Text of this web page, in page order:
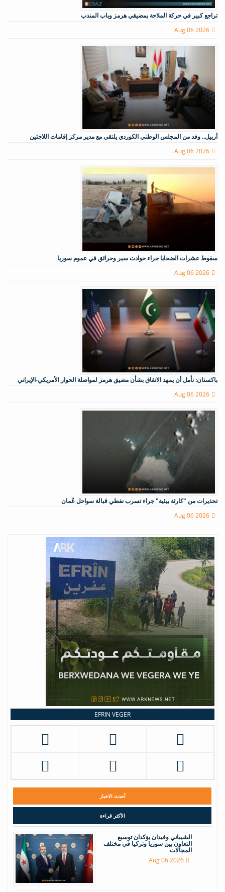
تراجع كبير في حركة الملاحة بمضيقي هرمز وباب المندب
Aug 06 2026
أربيل.. وفد من المجلس الوطني الكوردي يلتقي مع مدير مركز إقامات اللاجئين
Aug 06 2026
سقوط عشرات الضحايا جراء حوادث سير وحرائق في عموم سوريا
Aug 06 2026
باكستان: نأمل أن يمهد الاتفاق بشأن مضيق هرمز لمواصلة الحوار الأمريكي-الإيراني
Aug 06 2026
تحذيرات من "كارثة بيئية" جراء تسرب نفطي قبالة سواحل عُمان
Aug 06 2026
EFRIN VEGER
أحدث الاخبار
الأكثر قراءة
الشيباني وفيدان يؤكدان توسيع
التعاون بين سوريا وتركيا في مختلف
المجالات
Aug 06 2026